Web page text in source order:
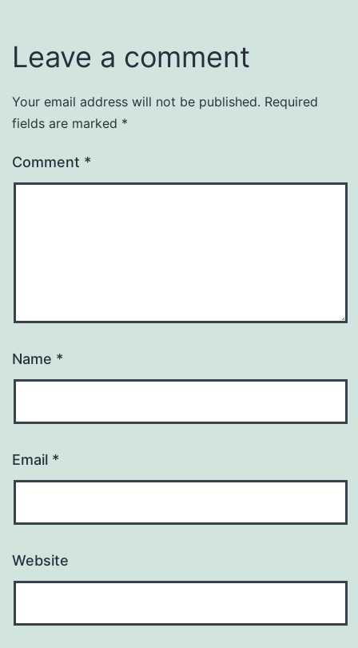
Leave a comment
Your email address will not be published. Required
fields are marked *
Comment *
Name *
Email *
Website